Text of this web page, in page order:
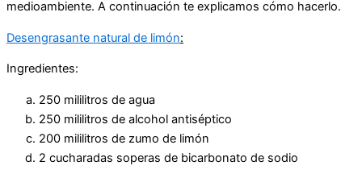
medioambiente. A continuación te explicamos cómo hacerlo.
Desengrasante natural de limón:
Ingredientes:
250 mililitros de agua
250 mililitros de alcohol antiséptico
200 mililitros de zumo de limón
2 cucharadas soperas de bicarbonato de sodio